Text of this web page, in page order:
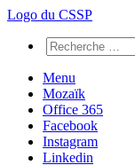
Logo du CSSP
Menu
Mozaïk
Office 365
Facebook
Instagram
Linkedin